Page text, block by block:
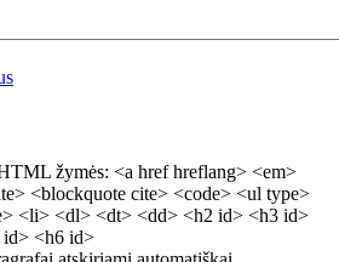
žymės: <a href hreflang> <em>
<blockquote cite> <code> <ul type>
<li> <dl> <dt> <dd> <h2 id> <h3 id>
<h6 id>